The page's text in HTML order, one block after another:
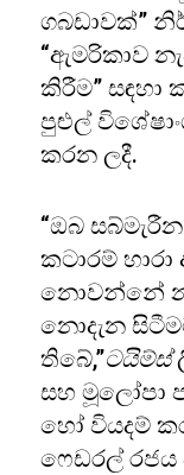
ගබඩාවක්”
“ඇමරිකාව
කිරීම” සඳහා
පුළුල්
කරන ලදී.
“ඔබ
කටාරම්
නොවන්නේ
නොදැන
තිබේ,”ටයිම්ස්
සහ මූලෝපා
හෝ වියදම්
ෆෙඩරල් රජය